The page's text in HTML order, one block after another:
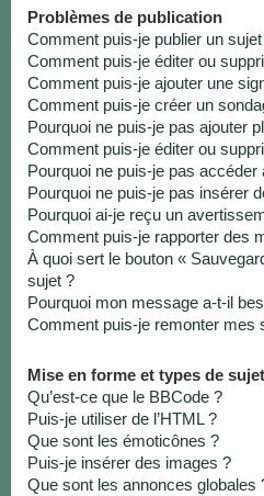
Problèmes de publication
Comment puis-je publier un
Comment puis-je éditer ou
Comment puis-je ajouter une
Comment puis-je créer un
Pourquoi ne puis-je pas ajouter
Comment puis-je éditer ou
Pourquoi ne puis-je pas accéder
Pourquoi ne puis-je pas insérer
Pourquoi ai-je reçu un
Comment puis-je rapporter des
À quoi sert le bouton «
sujet ?
Pourquoi mon message a-t-il
Comment puis-je remonter mes
Mise en forme et types de
Qu’est-ce que le BBCode ?
Puis-je utiliser de l’HTML ?
Que sont les émoticônes ?
Puis-je insérer des images ?
Que sont les annonces globales